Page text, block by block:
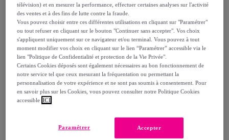
Livraison
Livraison à partir de4,20 €
Offerte par la marque dès 24 € d'achat
Livraison estimée: entre le11/08et le14/08
télévision) et en mesurer la performance, effectuer certaines analyses sur l'activité
des ventes et à des fins de lutte contre la fraude.
Vous pouvez choisir entre ces différentes utilisations en cliquant sur "Paramétrer"
ou tout refuser en cliquant sur le bouton "Continuer sans accepter". Vos choix
s'appliquent uniquement sur ce navigateur et/ou terminal. Vous pouvez à tout
moment modifier vos choix en cliquant sur le lien “Paramétrer” accessible via le
lien "Politique de Confidentialité et protection de la Vie Privée".
Certains Cookies déposés sont également nécessaires au bon fonctionnement de
notre service tel que ceux mesurant la fréquentation ou permettant la
personnalisation de votre expérience et ne sont pas soumis à consentement. Pour
en savoir plus sur les Cookies, vous pouvez consulter notre Politique Cookies
accessible ICI
Accepter
Paramétrer